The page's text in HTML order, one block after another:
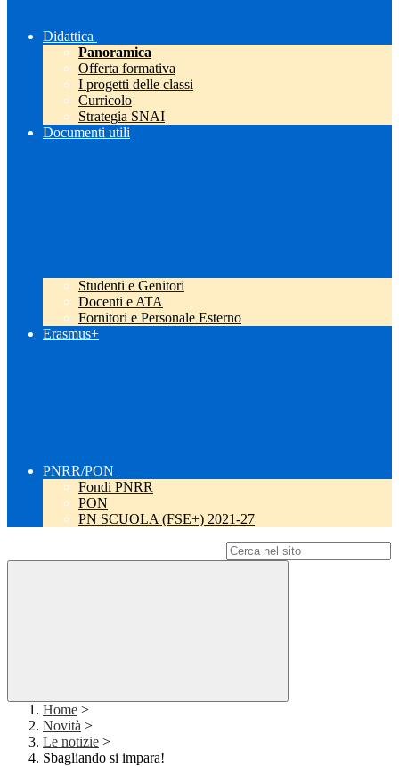
Didattica
Panoramica
Offerta formativa
I progetti delle classi
Curricolo
Strategia SNAI
Documenti utili
Studenti e Genitori
Docenti e ATA
Fornitori e Personale Esterno
Erasmus+
PNRR/PON
Fondi PNRR
PON
PN SCUOLA (FSE+) 2021-27
Home >
Novità >
Le notizie >
Sbagliando si impara!